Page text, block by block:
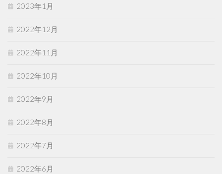
2023年1月
2022年12月
2022年11月
2022年10月
2022年9月
2022年8月
2022年7月
2022年6月